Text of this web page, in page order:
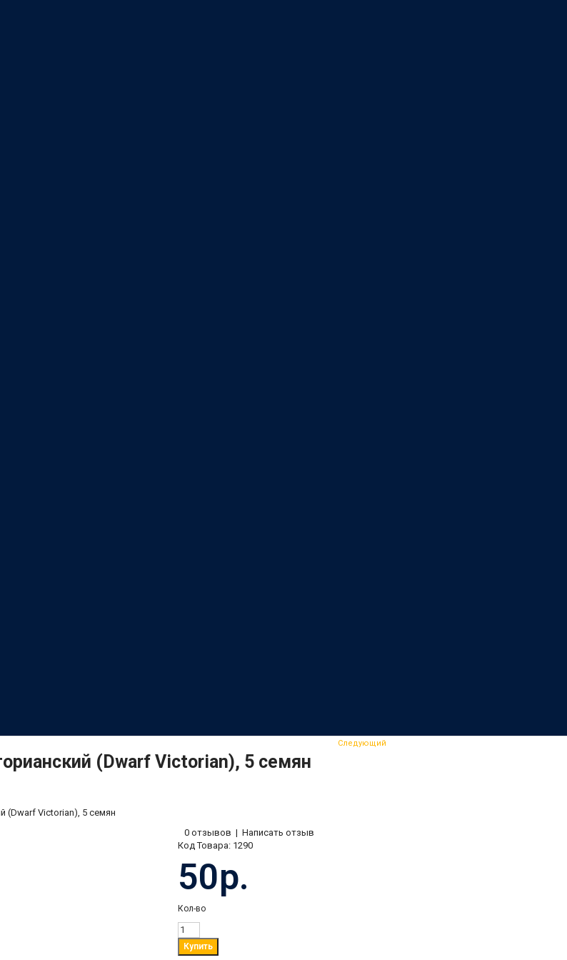
(Dwarf Victorian), 5 семян
(Dwarf Victorian), 5 семян
Следующий
0 отзывов | Написать отзыв
Код Товара: 1290
50р.
Кол-во